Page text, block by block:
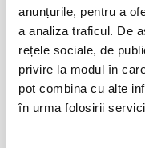
anunțurile, pentru a
a analiza traficul. De
rețele sociale, de
privire la modul în
pot combina cu alte
în urma folosirii
Membrii trupei:
Opra Monica – voce
Helga Kreiter – voce
Kálmán Makkai – chitară,
Zakariás Pál – clape
János Kertész – clape